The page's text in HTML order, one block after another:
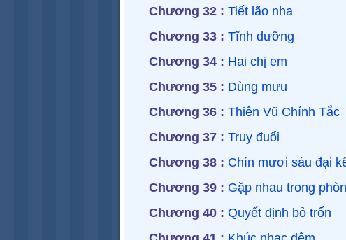
Chương 32 : Tiết lão nha
Chương 33 : Tĩnh dưỡng
Chương 34 : Hai chị em
Chương 35 : Dùng mưu
Chương 36 : Thiên Vũ Chính Tắc
Chương 37 : Truy đuổi
Chương 38 : Chín mươi sáu đại
Chương 39 : Gặp nhau trong
Chương 40 : Quyết định bỏ trốn